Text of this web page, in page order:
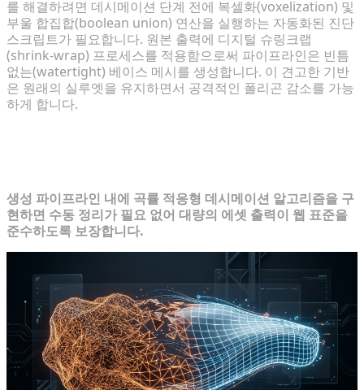
를 해결하려면 데시메이션 단계 전에 복셀화(voxelization) 및
부울 합집합(boolean union) 연산을 실행하는 자동화된 진단
스크립트가 필요합니다. 원본 출력에 디지털 슈링크랩
(shrink-wrap) 프로세스를 적용함으로써 파이프라인은 빈틈
없는(watertight) 베이스 메시를 생성합니다. 이 견고한 기반
은 원래의 실루엣을 유지하면서 공격적인 폴리곤 감소를 가능
하게 합니다.
생성 파이프라인 내에 곡률 적응형 데시메이션 알고리즘을 구
현하면 수동 정리가 필요 없어 대량의 에셋 출력이 웹 표준을
준수하도록 보장합니다.